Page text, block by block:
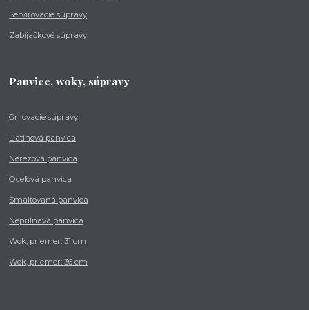
Servírovacie súpravy
Zabíjačkové súpravy
Panvice, woky, súpravy
Grilovacie súpravy
Liatinová panvica
Nerezová panvica
Oceľová panvica
Smaltovaná panvica
Nepriľnavá panvica
Wok, priemer: 31 cm
Wok, priemer: 36 cm